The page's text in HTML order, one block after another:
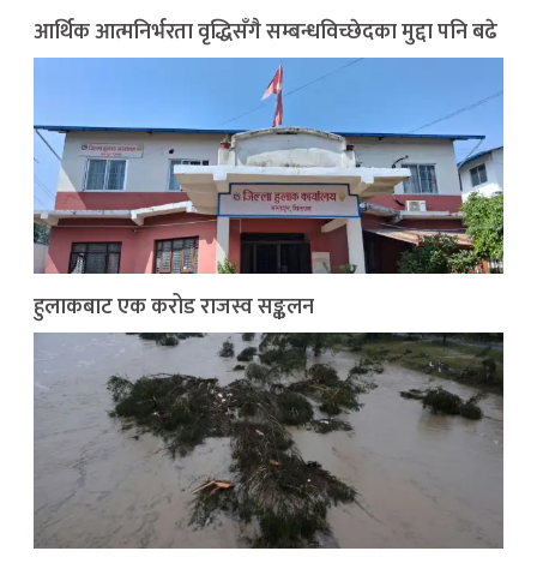
आर्थिक आत्मनिर्भरता वृद्धिसँगै सम्बन्धविच्छेदका मुद्दा पनि बढे
हुलाकबाट एक करोड राजस्व सङ्कलन